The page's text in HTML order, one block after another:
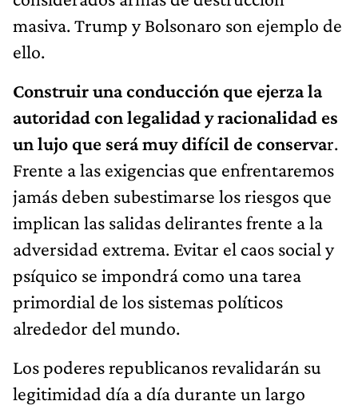
masiva. Trump y Bolsonaro son ejemplo de
ello.
Construir una conducción que ejerza la
autoridad con legalidad y racionalidad es
un lujo que será muy difícil de conservar.
Frente a las exigencias que enfrentaremos
jamás deben subestimarse los riesgos que
implican las salidas delirantes frente a la
adversidad extrema. Evitar el caos social y
psíquico se impondrá como una tarea
primordial de los sistemas políticos
alrededor del mundo.
Los poderes republicanos revalidarán su
legitimidad día a día durante un largo